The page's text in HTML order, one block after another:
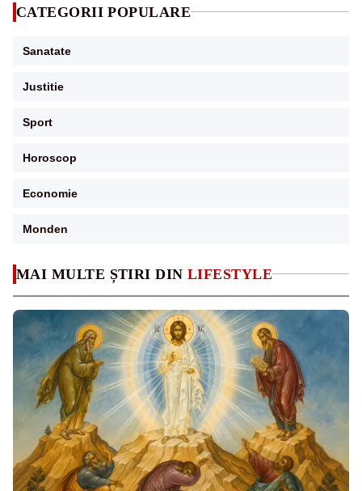
MAI MULTE ȘTIRI DIN LIFESTYLE
CATEGORII POPULARE
Sanatate
Justitie
Sport
Horoscop
Economie
Monden